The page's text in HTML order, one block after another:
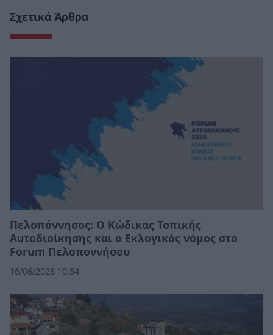
Σχετικά Άρθρα
Πελοπόννησος: Ο Κώδικας Τοπικής
Αυτοδιοίκησης και ο Εκλογικός νόμος στο
Forum Πελοποννήσου
16/06/2026 10:54